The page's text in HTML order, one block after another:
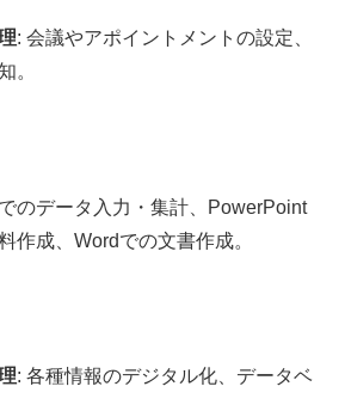
: 会議やアポイントメントの設定、
。
のデータ入力・集計、PowerPoint
作成、Wordでの文書作成。
: 各種情報のデジタル化、データベ